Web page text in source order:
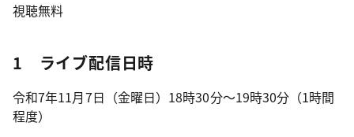
視聴無料
1 ライブ配信日時
令和7年11月7日（金曜日）18時30分～19時30分（1時間
程度）